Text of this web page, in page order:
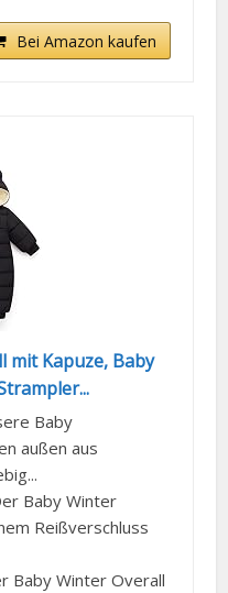
Bei Amazon kaufen
mit Kapuze, Baby
Baby
außen aus
Baby Winter
Reißverschluss
Baby Winter Overall